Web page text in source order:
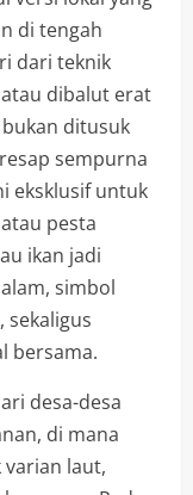
di tengah
dari teknik
atau dibalut erat
ditusuk
sempurna
eksklusif untuk
pesta
ikan jadi
simbol
sekaligus
bersama.
desa-desa
di mana
varian laut,